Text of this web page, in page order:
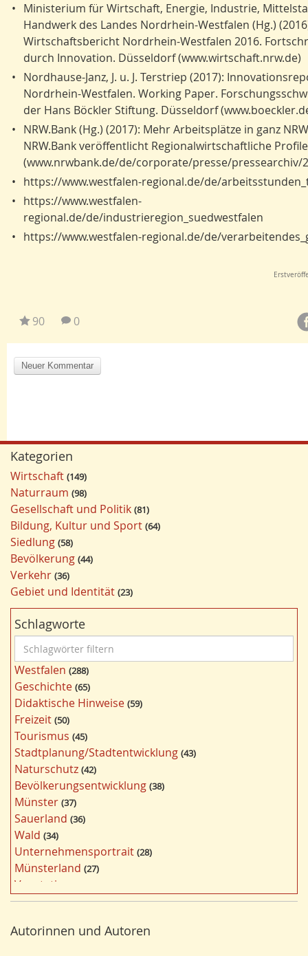
• Ministerium für Wirtschaft, Energie, Industrie,
Handwerk des Landes Nordrhein-Westfalen (Hg.)
Wirtschaftsbericht Nordrhein-Westfalen 2016.
durch Innovation. Düsseldorf (www.wirtschaft.nrw.de)
• Nordhause-Janz, J. u. J. Terstriep (2017):
Nordrhein-Westfalen. Working Paper.
der Hans Böckler Stiftung. Düsseldorf
• NRW.Bank (Hg.) (2017): Mehr Arbeitsplätze in ganz
NRW.Bank veröffentlicht Regionalwirtschaftliche
(www.nrwbank.de/de/corporate/presse/pressearchiv/
• https://www.westfalen-regional.de/de/
• https://www.westfalen-
regional.de/de/industrieregion_suedwestfalen
• https://www.westfalen-regional.de/de/
90 0
Kategorien
Wirtschaft 149
Naturraum 98
Gesellschaft und Politik 81
Bildung, Kultur und Sport 64
Siedlung 58
Bevölkerung 44
Verkehr 36
Gebiet und Identität 23
Schlagworte
c
h
l
a
g
w
ö
r
t
e
r
f
i
l
t
r
n
Westfalen 288
Geschichte 65
Didaktische Hinweise 59
Freizeit 50
Tourismus 45
Stadtplanung/Stadtentwicklung 43
Naturschutz 42
Bevölkerungsentwicklung 38
Münster 37
Sauerland 36
Wald 34
Unternehmensportrait 28
Münsterland 27
Vegetation
Nordrhein-Westfalen 25
Bildung 24
Autorinnen und Autoren